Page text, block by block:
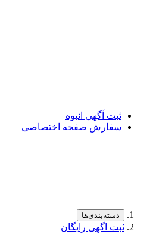
ثبت آگهی انبوه
سفارش صفحه اختصاصی
دسته‌بندی‌ها
ثبت اگهی رایگان